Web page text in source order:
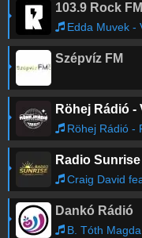
103.9 Rock FM
Edda Muvek -
Szépvíz FM
Röhej Rádió -
Röhej Rádió -
Radio Sunrise
Craig David
Dankó Rádió
B. Tóth